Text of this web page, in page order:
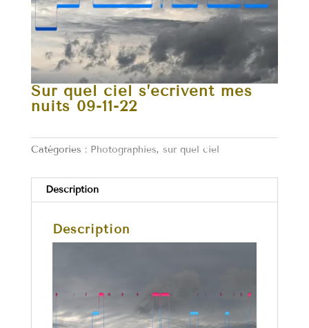
Sur quel ciel s’écrivent mes
nuits 09-11-22
Catégories : Photographies, sur quel ciel
Description
Description